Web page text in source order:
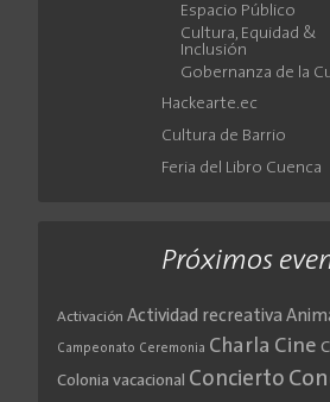
Espacio Público
Cultura, Equidad &
Inclusión
Gobernanza de la
Hackearte.ec
Cultura de Barrio
Feria del Libro Cuenca
Próximos
Activación Actividad recreativa
Campeonato Ceremonia Charla Cine
Colonia vacacional Concierto